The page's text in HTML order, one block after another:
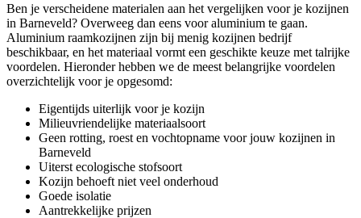
Ben je verscheidene materialen aan het vergelijken voor je kozijnen
in Barneveld? Overweeg dan eens voor aluminium te gaan.
Aluminium raamkozijnen zijn bij menig kozijnen bedrijf
beschikbaar, en het materiaal vormt een geschikte keuze met talrijke
voordelen. Hieronder hebben we de meest belangrijke voordelen
overzichtelijk voor je opgesomd:
Eigentijds uiterlijk voor je kozijn
Milieuvriendelijke materiaalsoort
Geen rotting, roest en vochtopname voor jouw kozijnen in
Barneveld
Uiterst ecologische stofsoort
Kozijn behoeft niet veel onderhoud
Goede isolatie
Aantrekkelijke prijzen